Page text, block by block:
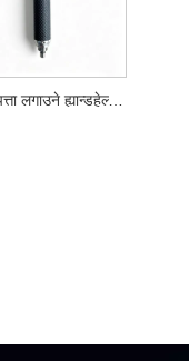
झुकाव पत्ता लगाउने ह्यान्डहेल्ड स्मार्ट स्क्रू ड्राइभर